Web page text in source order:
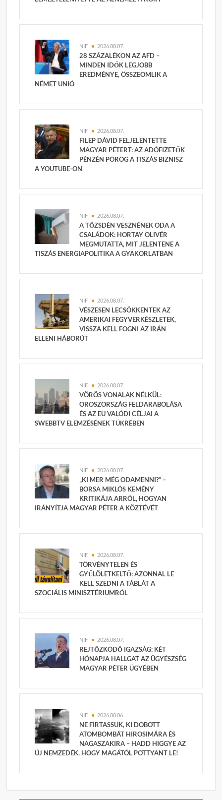
NIF 2026.08.07.
28 SZÁZALÉKON AZ AFD –
MINDEN IDŐK LEGJOBB
EREDMÉNYE, ÖSSZEOMLIK A
NÉMET UNIÓ
NIF 2026.08.07.
FILEP DÁVID FELJELENTETTE
MAGYAR PÉTERT: AZ ADÓFIZETŐK
PÉNZÉN PÖRÖG A TISZÁS BIZNISZ
A YOUTUBE-ON
NIF 2026.08.07.
A TŐZSDÉN VESZNÉNEK ODA A
CSALÁDOK: HORTAY OLIVÉR
MEGMUTATTA, MIT JELENTENE A
TISZÁS ENERGIAPOLITIKA A GYAKORLATBAN
NIF 2026.08.07.
VÉSZESEN LECSÖKKENTEK AZ
AMERIKAI FEGYVERKÉSZLETEK,
VISSZA KELL FOGNI AZ IRÁN
ELLENI HÁBORÚT
NIF 2026.08.07.
VÖRÖS VONALAK NÉLKÜL:
OROSZORSZÁG FELDARABOLÁSA
ÉS AZ EU VALÓDI CÉLJAI A
SWEBBTV ELEMZÉSÉNEK TÜKRÉBEN
NIF 2026.08.07.
„KI MER MÉG ODAMENNI?” –
BORSA MIKLÓS KEMÉNY
KRITIKÁJA ARRÓL, HOGYAN
IRÁNYÍTJA MAGYAR PÉTER A KÖZTÉVÉT
NIF 2026.08.07.
TÖRVÉNYTELEN ÉS
GYŰLÖLETKELTŐ: AZONNAL LE
KELL SZEDNI A TÁBLÁT A
SZOCIÁLIS MINISZTÉRIUMRÓL
NIF 2026.08.07.
REJTŐZKÖDŐ IGAZSÁG: KÉT
HÓNAPJA HALLGAT AZ ÜGYÉSZSÉG
MAGYAR PÉTER ÜGYÉBEN
NIF 2026.08.06.
NE FIRTASSUK, KI DOBOTT
ATOMBOMBÁT HIROSIMÁRA ÉS
NAGASZAKIRA – HADD HIGGYE AZ
ÚJ NEMZEDÉK, HOGY MAGÁTÓL POTTYANT LE!